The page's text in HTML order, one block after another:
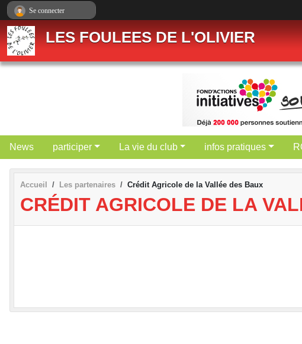
LES FOULEES DE L'OLIVIER
News participer La vie du club infos pratiques
Accueil Les partenaires Crédit Agricole de la Vallée des Baux
CRÉDIT AGRICOLE DE LA
Se connecter
Panneau de gestion des cookies